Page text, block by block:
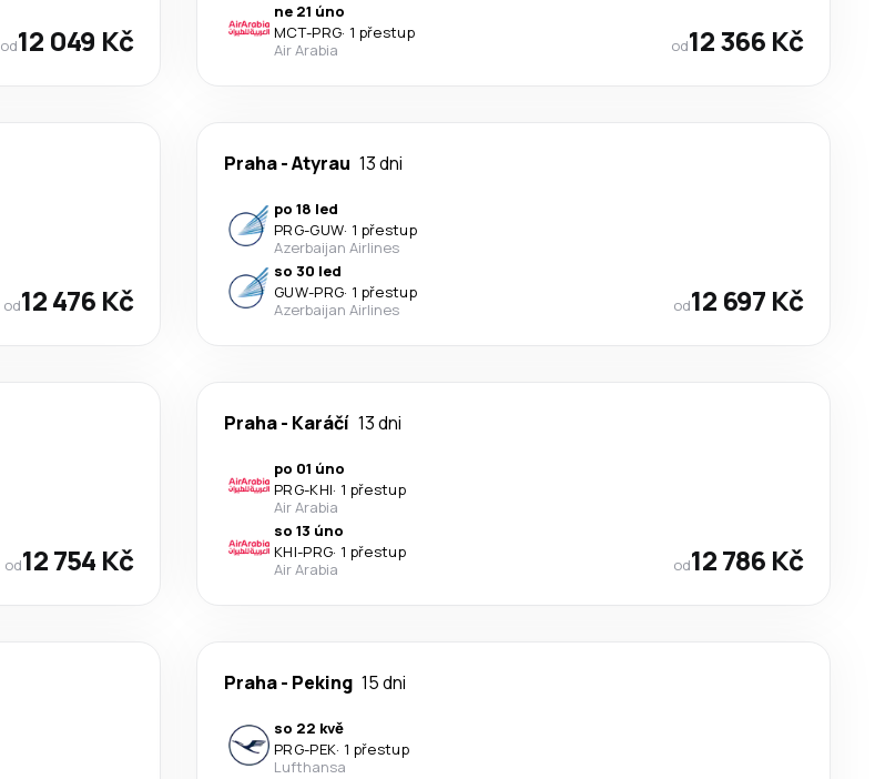
od12 049 Kč
ne 21 úno
MCT-PRG· 1 přestup
Air Arabia
od12 366 Kč
od12 476 Kč
Praha-Atyrau 13 dni
po 18 led
PRG-GUW· 1 přestup
Azerbaijan Airlines
so 30 led
GUW-PRG· 1 přestup
Azerbaijan Airlines
od12 697 Kč
od12 754 Kč
Praha- Karáčí 13 dni
po 01 úno
PRG-KHI· 1 přestup
Air Arabia
so 13 úno
KHI-PRG· 1 přestup
Air Arabia
od12 786 Kč
Praha- Peking 15 dni
so 22 kvě
PRG-PEK· 1 přestup
Lufthansa